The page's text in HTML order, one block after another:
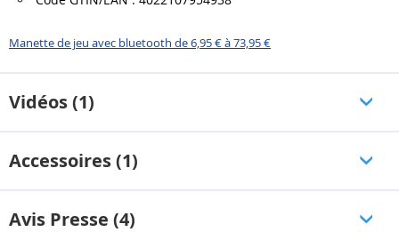
Manette de jeu avec bluetooth de 6,95 € à 73,95 €
Vidéos (1)
Accessoires (1)
Avis Presse (4)